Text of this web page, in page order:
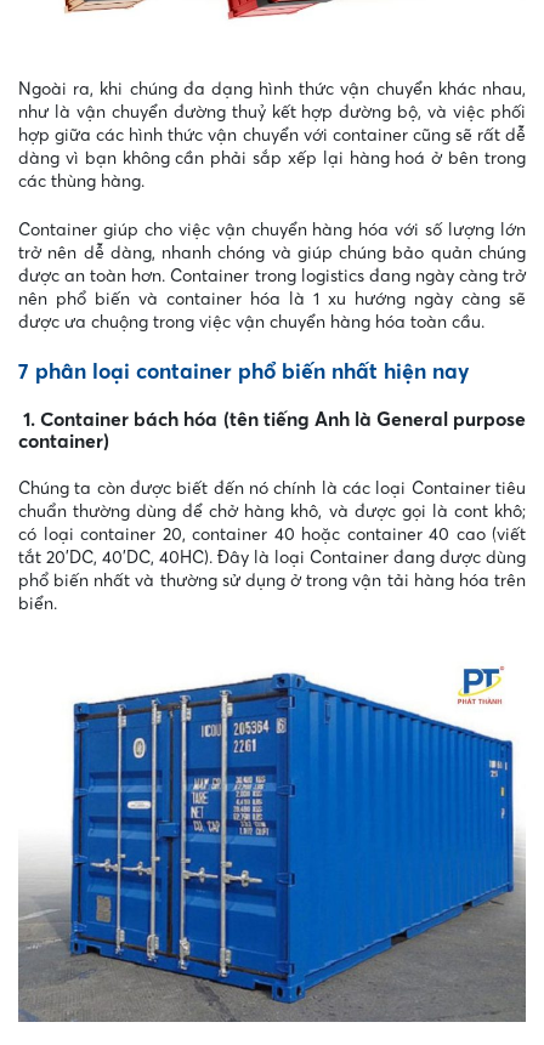
Ngoài ra, khi chúng đa dạng hình thức vận chuyển khác nhau,
như là vận chuyển đường thuỷ kết hợp đường bộ, và việc phối
hợp giữa các hình thức vận chuyển với container cũng sẽ rất dễ
dàng vì bạn không cần phải sắp xếp lại hàng hoá ở bên trong
các thùng hàng.
Container giúp cho việc vận chuyển hàng hóa với số lượng lớn
trở nên dễ dàng, nhanh chóng và giúp chúng bảo quản chúng
được an toàn hơn. Container trong logistics đang ngày càng trở
nên phổ biến và container hóa là 1 xu hướng ngày càng sẽ
được ưa chuộng trong việc vận chuyển hàng hóa toàn cầu.
7 phân loại container phổ biến nhất hiện nay
1. Container bách hóa (tên tiếng Anh là General purpose
container)
Chúng ta còn được biết đến nó chính là các loại Container tiêu
chuẩn thường dùng để chở hàng khô, và được gọi là cont khô;
có loại container 20, container 40 hoặc container 40 cao (viết
tắt 20’DC, 40’DC, 40HC). Đây là loại Container đang được dùng
phổ biến nhất và thường sử dụng ở trong vận tải hàng hóa trên
biển.